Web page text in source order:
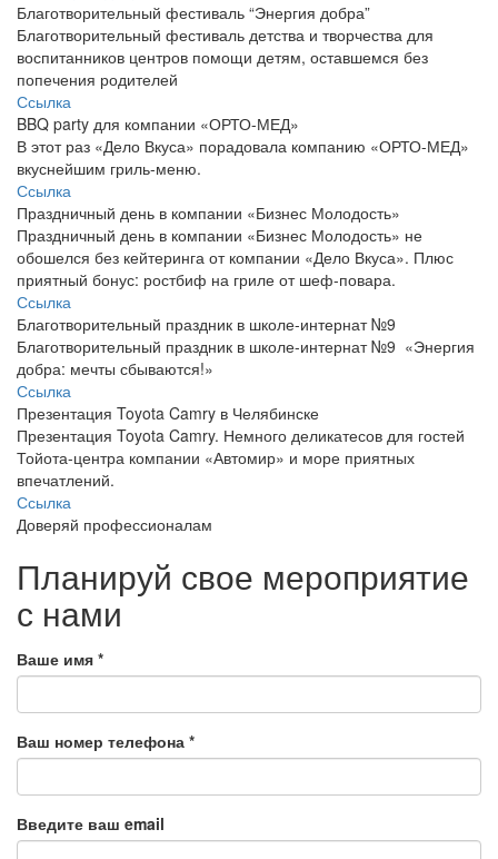
Благотворительный фестиваль “Энергия добра”
Благотворительный фестиваль детства и творчества для
воспитанников центров помощи детям, оставшемся без
попечения родителей
Ссылка
BBQ party для компании «ОРТО-МЕД»
В этот раз «Дело Вкуса» порадовала компанию «ОРТО-МЕД»
вкуснейшим гриль-меню.
Ссылка
Праздничный день в компании «Бизнес Молодость»
Праздничный день в компании «Бизнес Молодость» не
обошелся без кейтеринга от компании «Дело Вкуса». Плюс
приятный бонус: ростбиф на гриле от шеф-повара.
Ссылка
Благотворительный праздник в школе-интернат №9
Благотворительный праздник в школе-интернат №9 «Энергия
добра: мечты сбываются!»
Ссылка
Презентация Toyota Camry в Челябинске
Презентация Toyota Camry. Немного деликатесов для гостей
Тойота-центра компании «Автомир» и море приятных
впечатлений.
Ссылка
Доверяй профессионалам
Планируй свое мероприятие
с нами
Ваше имя *
Ваш номер телефона *
Введите ваш email